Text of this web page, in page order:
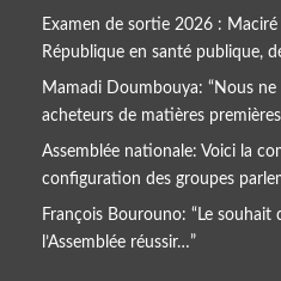
Examen de sortie 2026 : Maciré
République en santé publique,
Mamadi Doumbouya: “Nous
acheteurs de matières
Assemblée nationale: Voici la
configuration des groupes
François Bourouno: “Le
l’Assemblée réussir…”